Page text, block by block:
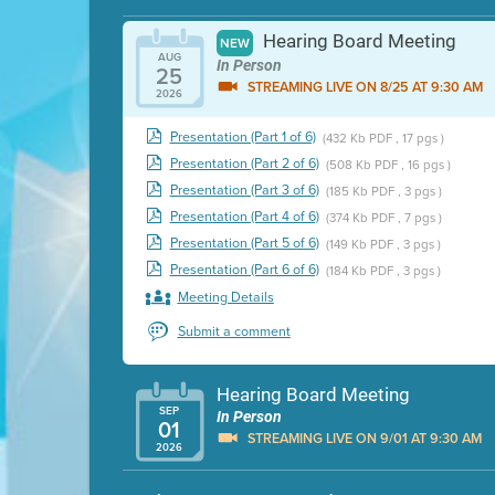
AUG
25
2026
NEW Hearing Board Meeting
In Person
STREAMING LIVE ON 8/25 AT 9:30 AM
Presentation (Part 1 of 6) (432 Kb PDF , 17 pgs )
Presentation (Part 2 of 6) (508 Kb PDF , 16 pgs )
Presentation (Part 3 of 6) (185 Kb PDF , 3 pgs )
Presentation (Part 4 of 6) (374 Kb PDF , 7 pgs )
Presentation (Part 5 of 6) (149 Kb PDF , 3 pgs )
Presentation (Part 6 of 6) (184 Kb PDF , 3 pgs )
Meeting Details
Submit a comment
SEP
01
2026
Hearing Board Meeting
In Person
STREAMING LIVE ON 9/01 AT 9:30 AM